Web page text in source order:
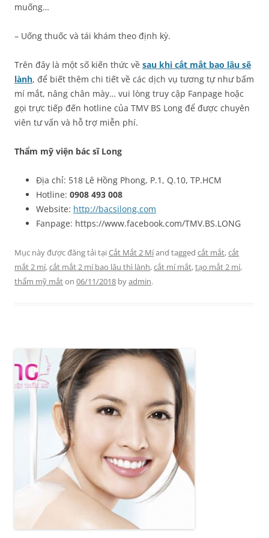
muống…
– Uống thuốc và tái khám theo định kỳ.
Trên đây là một số kiến thức về sau khi cắt mắt bao lâu sẽ
lành, để biết thêm chi tiết về các dịch vụ tương tự như bấm
mí mắt, nâng chân mày… vui lòng truy cập Fanpage hoặc
gọi trực tiếp đến hotline của TMV BS Long để được chuyên
viên tư vấn và hỗ trợ miễn phí.
Thẩm mỹ viện bác sĩ Long
Địa chỉ: 518 Lê Hồng Phong, P.1, Q.10, TP.HCM
Hotline: 0908 493 008
Website: http://bacsilong.com
Fanpage: https://www.facebook.com/TMV.BS.LONG
Mục này được đăng tải tạiCắt Mắt 2 Míand tagged cắt mắt,cắt
mắt 2 mí,cắt mắt 2 mí bao lâu thì lành,cắt mí mắt,tạo mắt 2 mí,
thẩm mỹ mắton 06/11/2018 byadmin.